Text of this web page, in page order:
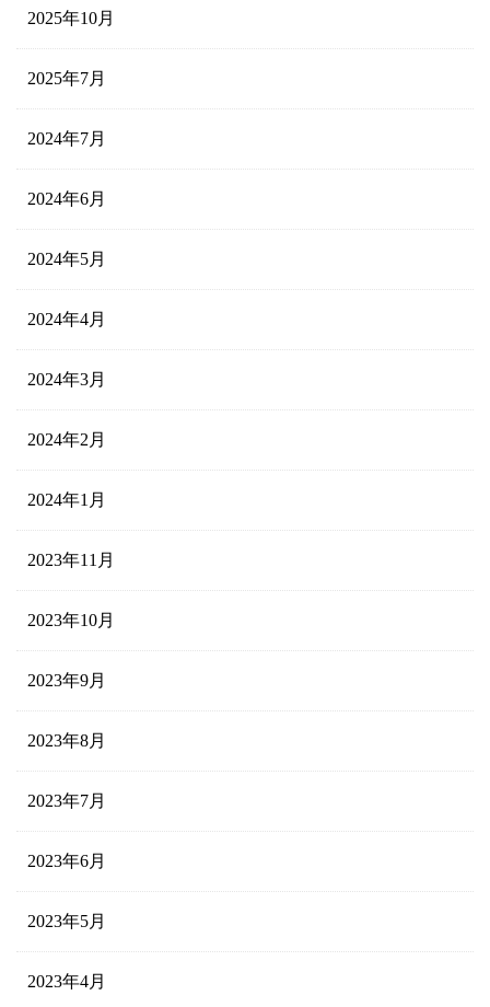
2025年10月
2025年7月
2024年7月
2024年6月
2024年5月
2024年4月
2024年3月
2024年2月
2024年1月
2023年11月
2023年10月
2023年9月
2023年8月
2023年7月
2023年6月
2023年5月
2023年4月